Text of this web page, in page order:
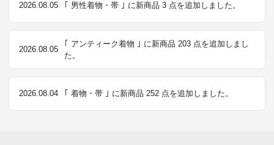
2026.08.05 ｢ 男性着物・帯 ｣ に新商品 3 点を追加しました。
2026.08.05
｢ アンティーク着物 ｣ に新商品 203 点を追加しまし
た。
2026.08.04 ｢ 着物・帯 ｣ に新商品 252 点を追加しました。